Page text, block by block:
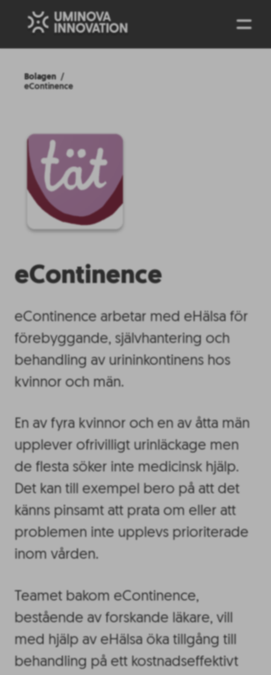
Bolagen
eContinence
eContinence
eContinence arbetar med eHälsa för
förebyggande, självhantering och
behandling av urininkontinens hos
kvinnor och män.
En av fyra kvinnor och en av åtta män
upplever ofrivilligt urinläckage men
de flesta söker inte medicinsk hjälp.
Det kan till exempel bero på att det
känns pinsamt att prata om eller att
problemen inte upplevs prioriterade
inom vården.
Teamet bakom eContinence,
bestående av forskande läkare, vill
med hjälp av eHälsa öka tillgång till
behandling på ett kostnadseffektivt